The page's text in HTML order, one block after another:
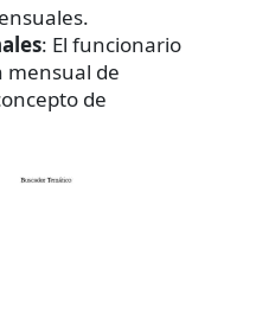
: El funcionario
mensual de
de